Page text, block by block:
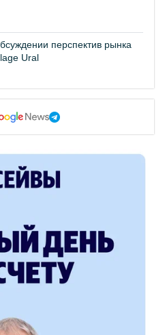
перспектив рынка
Ural